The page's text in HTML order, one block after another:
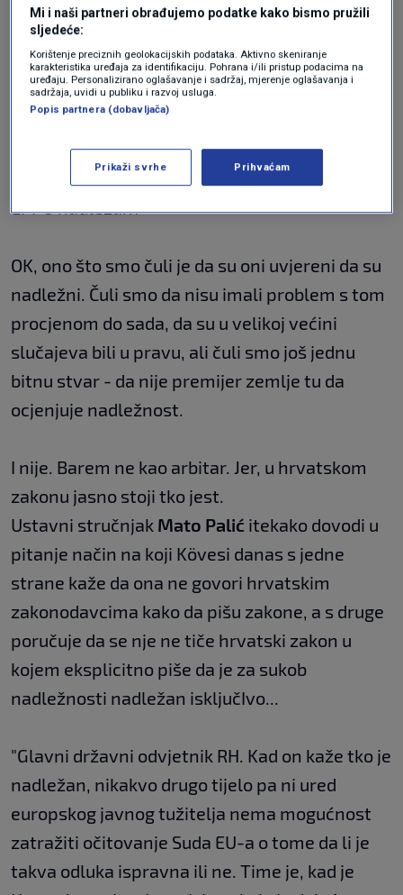
Problem nadležnosti
No, stanemo li na loptu, treba li poruke iz
Luksemburga uzeti zdravo za gotovo i što smo
zapravo saznali iz tvrdnji Kövesi i Laptoš da je
EPPO nadležan?
OK, ono što smo čuli je da su oni uvjereni da su
nadležni. Čuli smo da nisu imali problem s tom
procjenom do sada, da su u velikoj većini
slučajeva bili u pravu, ali čuli smo još jednu
bitnu stvar - da nije premijer zemlje tu da
ocjenjuje nadležnost.
I nije. Barem ne kao arbitar. Jer, u hrvatskom
zakonu jasno stoji tko jest.
Ustavni stručnjak Mato Palić itekako dovodi u
pitanje način na koji Kövesi danas s jedne
strane kaže da ona ne govori hrvatskim
zakonodavcima kako da pišu zakone, a s druge
poručuje da se nje ne tiče hrvatski zakon u
kojem eksplicitno piše da je za sukob
nadležnosti nadležan isključIvo...
"Glavni državni odvjetnik RH. Kad on kaže tko je
nadležan, nikakvo drugo tijelo pa ni ured
europskog javnog tužitelja nema mogućnost
zatražiti očitovanje Suda EU-a o tome da li je
takva odluka ispravna ili ne. Time je, kad je
Mi i naši partneri obrađujemo podatke kako bismo pružili
sljedeće:
Korištenje preciznih geolokacijskih podataka. Aktivno skeniranje
karakteristika uređaja za identifikaciju. Pohrana i/ili pristup podacima na
uređaju. Personalizirano oglašavanje i sadržaj, mjerenje oglašavanja i
sadržaja, uvidi u publiku i razvoj usluga.
Popis partnera (dobavljača)
Prikaži svrhe Prihvaćam